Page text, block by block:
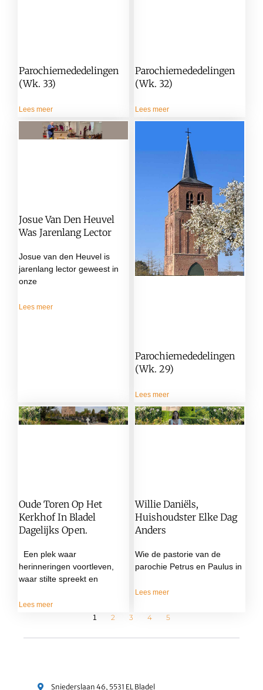
Parochiemededelingen
(wk. 33)
Lees meer
Parochiemededelingen
(wk. 32)
Lees meer
Josue Van Den Heuvel
Was Jarenlang Lector
Josue van den Heuvel is
jarenlang lector geweest in
onze
Lees meer
Parochiemededelingen
(wk. 29)
Lees meer
Oude Toren Op Het
Kerkhof In Bladel
Dagelijks Open.
Een plek waar
herinneringen voortleven,
waar stilte spreekt en
Lees meer
Willie Daniëls,
Huishoudster Elke Dag
Anders
Wie de pastorie van de
parochie Petrus en Paulus in
Lees meer
1 2 3 4 5
Sniederslaan 46, 5531 EL Bladel